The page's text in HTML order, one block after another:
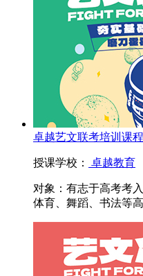
卓越艺文联考培训课程
授课学校： 卓越教育
对象： 有志于高考考
体育、舞蹈、书法等